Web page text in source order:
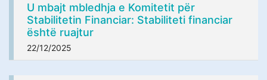
U mbajt mbledhja e Komitetit për
Stabilitetin Financiar: Stabiliteti financiar
është ruajtur
22/12/2025